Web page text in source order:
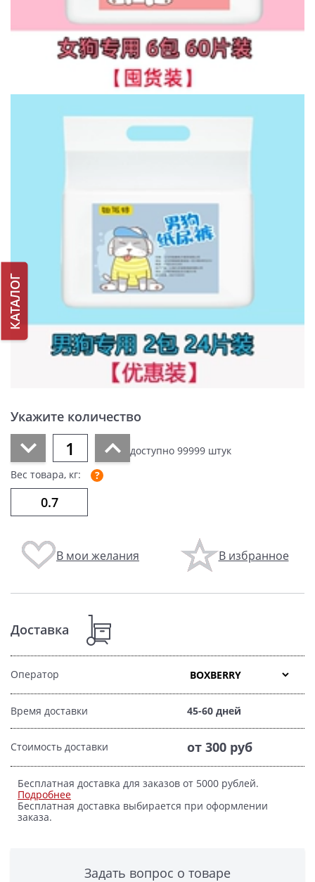
КАТАЛОГ
Укажите количество
доступно 99999 штук
Вес товара, кг:
В мои желания В избранное
Доставка
Оператор
Время доставки 45-60 дней
Стоимость доставки от 300 руб
Бесплатная доставка для заказов от 5000 рублей.
Подробнее
Бесплатная доставка выбирается при оформлении
заказа.
Задать вопрос о товаре